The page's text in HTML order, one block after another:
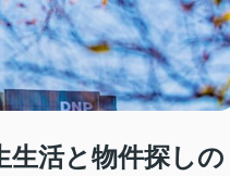
生活と物件探しの